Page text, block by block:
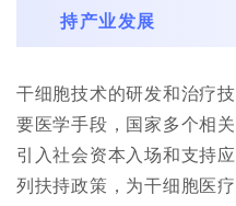
持产业发展
干细胞技术的研发和治疗
要医学手段，国家多个相
引入社会资本入场和支持
列扶持政策，为干细胞医